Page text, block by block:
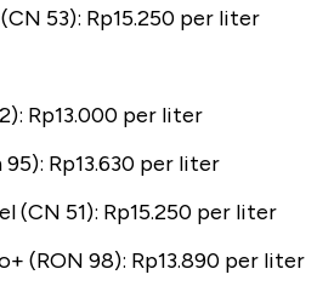
53): Rp15.250 per liter
Rp13.000 per liter
Rp13.630 per liter
(CN 51): Rp15.250 per liter
(RON 98): Rp13.890 per liter